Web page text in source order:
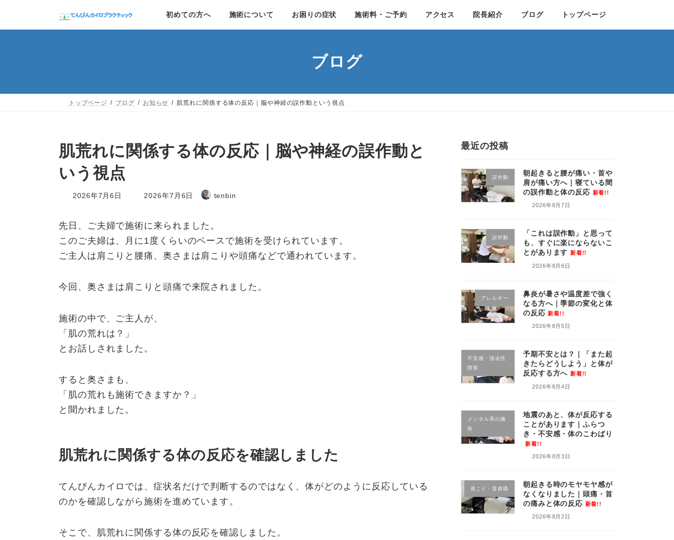
へ
ョ
初めての方へ 施術について お困りの症状 施術料・ご予約 アクセス 院長紹介 ブログ トップページ
ブログ
トップページ ブログ お知らせ 肌荒れに関係する体の反応｜脳や神経の誤作動という視点
肌荒れに関係する体の反応｜脳や神経の誤作動と
いう視点
2026年7月6日
最
日
時
2026年7月6日 tenbin
先日、ご夫婦で施術に来られました。
このご夫婦は、月に1度くらいのペースで施術を受けられています。
ご主人は肩こりと腰痛、奥さまは肩こりや頭痛などで通われています。
今回、奥さまは肩こりと頭痛で来院されました。
施術の中で、ご主人が、
「肌の荒れは？」
とお話しされました。
すると奥さまも、
「肌の荒れも施術できますか？」
と聞かれました。
肌荒れに関係する体の反応を確認しました
てんびんカイロでは、症状名だけで判断するのではなく、体がどのように反応している
のかを確認しながら施術を進めています。
そこで、肌荒れに関係する体の反応を確認しました。
最近の投稿
誤作動
朝起きると腰が痛い・首や
肩が痛い方へ｜寝ている間
の誤作動と体の反応 新着!!
2026年8月7日
誤作動
「これは誤作動」と思って
も、すぐに楽にならないこ
とがあります 新着!!
2026年8月6日
アレルギー
鼻炎が暑さや温度差で強く
なる方へ｜季節の変化と体
の反応 新着!!
2026年8月5日
不安感・強迫性
障害
予期不安とは？｜「また起
きたらどうしよう」と体が
反応する方へ 新着!!
2026年8月4日
メンタル系の施
術
地震のあと、体が反応する
ことがあります｜ふらつ
き・不安感・体のこわばり
新着!!
2026年8月3日
肩こり・首肩痛
朝起きる時のモヤモヤ感が
なくなりました｜頭痛・首
の痛みと体の反応 新着!!
2026年8月2日